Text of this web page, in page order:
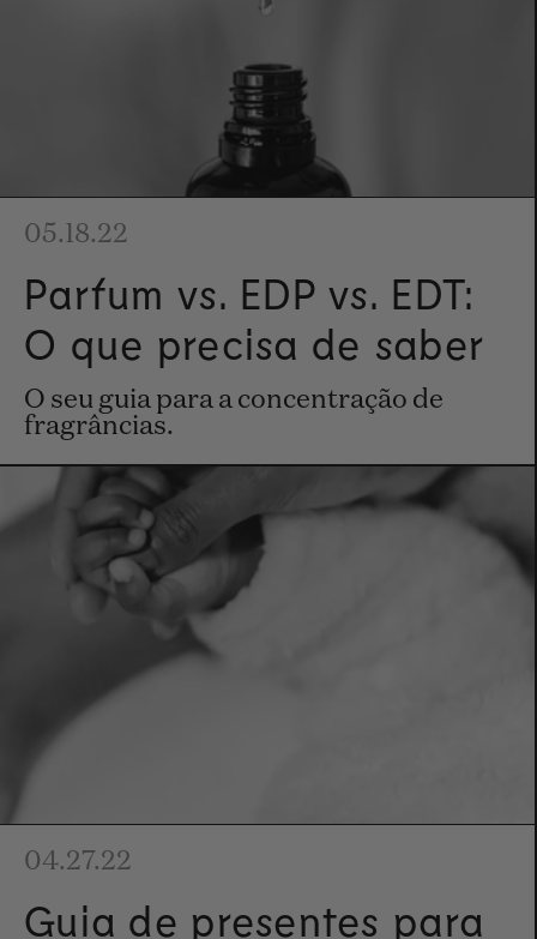
05.18.22
Parfum vs. EDP vs. EDT:
O que precisa de saber
O seu guia para a concentração de
fragrâncias.
04.27.22
Guia de presentes para